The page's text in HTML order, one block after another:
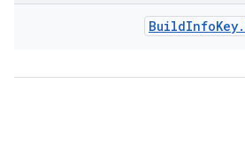
BuildInfoKey.